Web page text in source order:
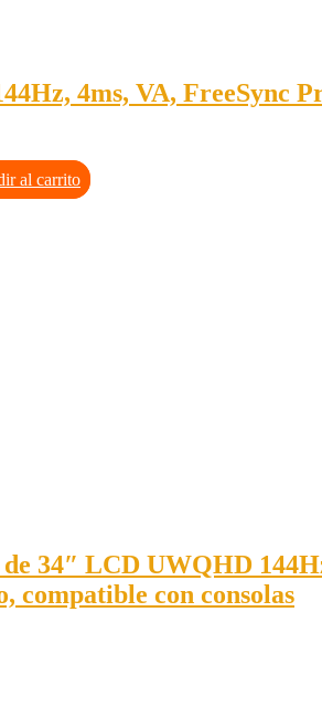
4ms, VA, FreeSync
al carrito
34″ LCD UWQHD
compatible con consolas